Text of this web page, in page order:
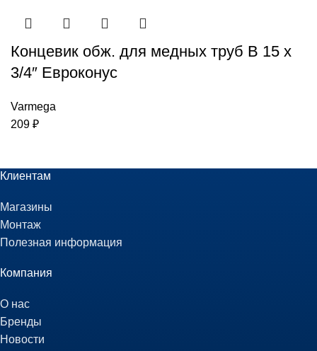
Концевик обж. для медных труб В 15 х
3/4″ Eвроконус
Varmega
209 ₽
Клиентам
Магазины
Монтаж
Полезная информация
Компания
О нас
Бренды
Новости